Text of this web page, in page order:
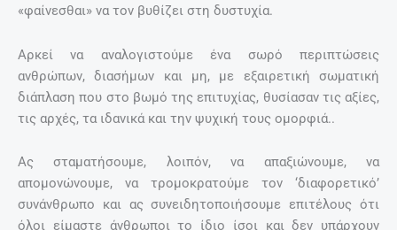
«φαίνεσθαι» να τον βυθίζει στη δυστυχία.
Αρκεί να αναλογιστούμε ένα σωρό περιπτώσεις
ανθρώπων, διασήμων και μη, με εξαιρετική σωματική
διάπλαση που στο βωμό της επιτυχίας, θυσίασαν τις αξίες,
τις αρχές, τα ιδανικά και την ψυχική τους ομορφιά..
Ας σταματήσουμε, λοιπόν, να απαξιώνουμε, να
απομονώνουμε, να τρομοκρατούμε τον ‘διαφορετικό’
συνάνθρωπο και ας συνειδητοποιήσουμε επιτέλους ότι
όλοι είμαστε άνθρωποι το ίδιο ίσοι και δεν υπάρχουν